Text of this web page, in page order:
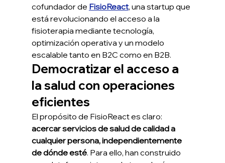
cofundador de FisioReact, una startup que
está revolucionando el acceso a la
fisioterapia mediante tecnología,
optimización operativa y un modelo
escalable tanto en B2C como en B2B.
Democratizar el acceso a
la salud con operaciones
eficientes
El propósito de FisioReact es claro:
acercar servicios de salud de calidad a
cualquier persona, independientemente
de dónde esté. Para ello, han construido